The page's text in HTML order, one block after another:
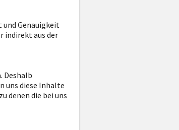
Genauigkeit
indirekt aus der
Deshalb
uns diese Inhalte
denen die bei uns